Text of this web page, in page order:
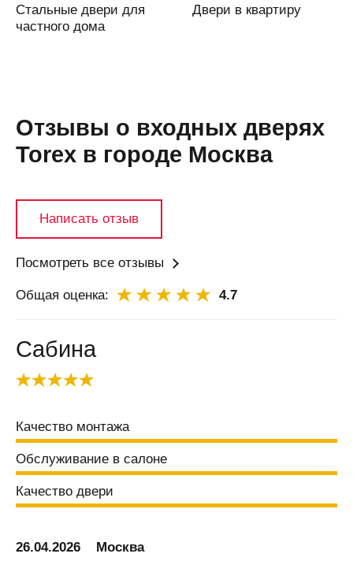
Аскарово
область)
Атырау
Б
Бабяково
(Воронежская
область)
Балашов
Балтай
Барнаул
Барыш
Батайск
Безенчук
Калитва
Стальные двери для
частного дома
Двери в квартиру
Отзывы о входных дверях
Torex в городе Москва
Написать отзыв
Посмотреть все отзывы
Общая оценка: 4.7
Сабина
Качество монтажа
Обслуживание в салоне
Качество двери
26.04.2026
Москва